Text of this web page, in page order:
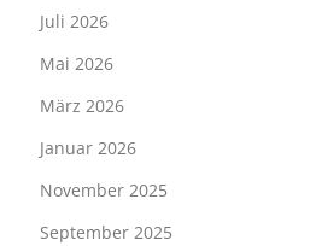
Juli 2026
Mai 2026
März 2026
Januar 2026
November 2025
September 2025